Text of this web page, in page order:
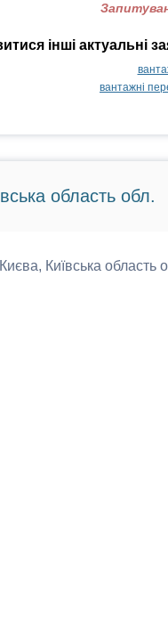
інші актуальні
вантажні
область обл.
Києва, Київська